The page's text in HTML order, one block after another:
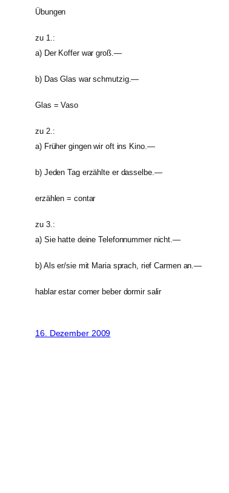
Übungen
zu 1.:
a) Der Koffer war groß.—
b) Das Glas war schmutzig.—
Glas = Vaso
zu 2.:
a) Früher gingen wir oft ins Kino.—
b) Jeden Tag erzählte er dasselbe.—
erzählen = contar
zu 3.:
a) Sie hatte deine Telefonnummer nicht.—
b) Als er/sie mit Maria sprach, rief Carmen an.—
hablar estar comer beber dormir salir
16. Dezember 2009